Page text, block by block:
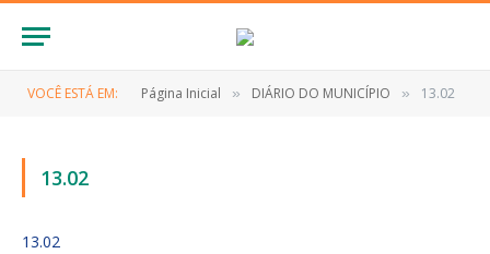
VOCÊ ESTÁ EM: Página Inicial » DIÁRIO DO MUNICÍPIO » 13.02
13.02
13.02